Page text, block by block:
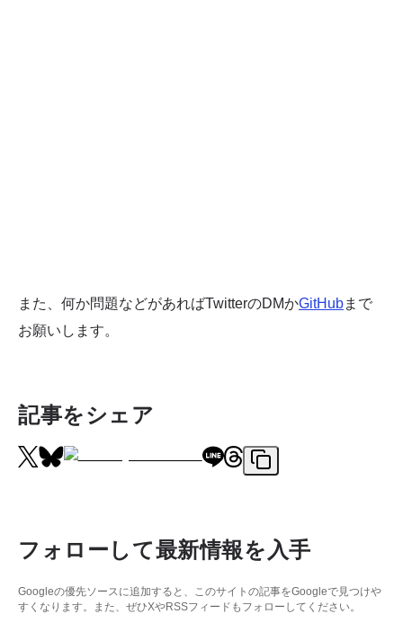
また、何か問題などがあればTwitterのDMかGitHubまで
お願いします。
記事をシェア
フォローして最新情報を入手
Googleの優先ソースに追加すると、このサイトの記事をGoogleで見つけや
すくなります。また、ぜひXやRSSフィードもフォローしてください。